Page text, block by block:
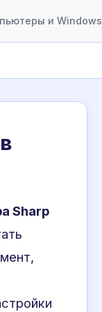
и Windows
Sharp